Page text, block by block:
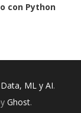
con Python
ML y AI.
Ghost.